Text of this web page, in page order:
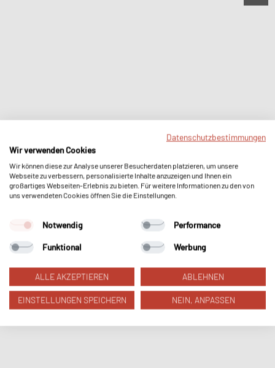
Datenschutzbestimmungen
Wir verwenden Cookies
Wir können diese zur Analyse unserer Besucherdaten platzieren, um unsere
Webseite zu verbessern, personalisierte Inhalte anzuzeigen und Ihnen ein
großartiges Webseiten-Erlebnis zu bieten. Für weitere Informationen zu den von
uns verwendeten Cookies öffnen Sie die Einstellungen.
Notwendig Performance
Funktional Werbung
ALLE AKZEPTIEREN ABLEHNEN
EINSTELLUNGEN SPEICHERN NEIN, ANPASSEN